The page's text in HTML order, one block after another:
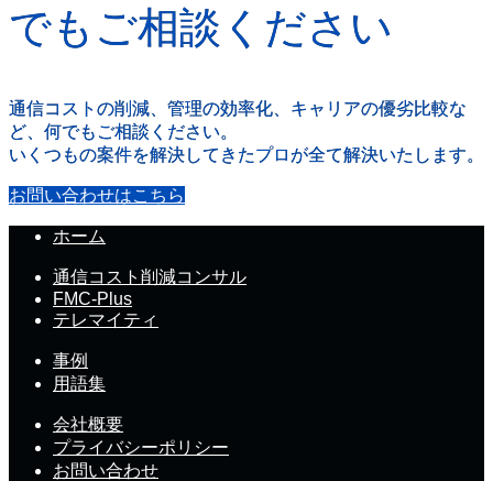
でもご相談ください
通信コストの削減、管理の効率化、キャリアの優劣比較な
ど、何でもご相談ください。
いくつもの案件を解決してきたプロが全て解決いたします。
お問い合わせはこちら
ホーム
通信コスト削減コンサル
FMC-Plus
テレマイティ
事例
用語集
会社概要
プライバシーポリシー
お問い合わせ